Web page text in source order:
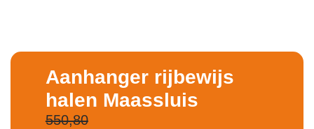
Aanhanger rijbewijs
halen Maassluis
550,80